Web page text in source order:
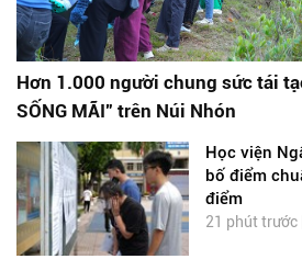
Hơn 1.000 người chung sức tái
SỐNG MÃI” trên Núi Nhón
Học viện
bố điểm
điểm
21 phút trước |